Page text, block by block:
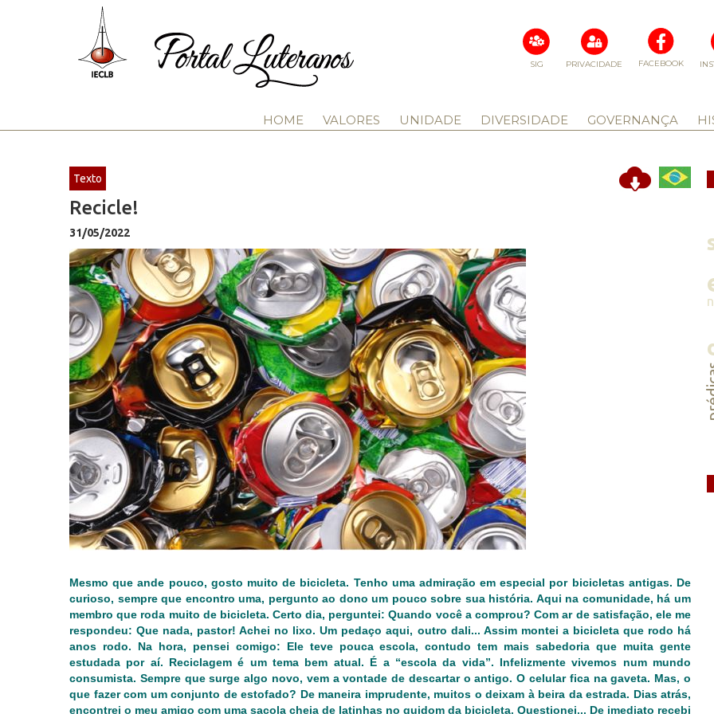
FACEBOOK
PRIVACIDADE
SIG
HOME VALORES UNIDADE DIVERSIDADE GOVERNANÇA
Texto
Recicle!
31/05/2022
Mesmo que ande pouco, gosto muito de bicicleta. Tenho uma admiração em especial por bicicletas antigas. De
curioso, sempre que encontro uma, pergunto ao dono um pouco sobre sua história. Aqui na comunidade, há um
membro que roda muito de bicicleta. Certo dia, perguntei: Quando você a comprou? Com ar de satisfação, ele me
respondeu: Que nada, pastor! Achei no lixo. Um pedaço aqui, outro dali... Assim montei a bicicleta que rodo há
anos rodo. Na hora, pensei comigo: Ele teve pouca escola, contudo tem mais sabedoria que muita gente
estudada por aí. Reciclagem é um tema bem atual. É a “escola da vida”. Infelizmente vivemos num mundo
consumista. Sempre que surge algo novo, vem a vontade de descartar o antigo. O celular fica na gaveta. Mas, o
que fazer com um conjunto de estofado? De maneira imprudente, muitos o deixam à beira da estrada. Dias atrás,
encontrei o meu amigo com uma sacola cheia de latinhas no guidom da bicicleta. Questionei... De imediato recebi